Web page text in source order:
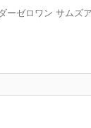
ーゼロワン サムズ